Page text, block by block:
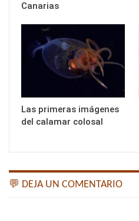
Canarias
Las primeras imágenes
del calamar colosal
💬 DEJA UN COMENTARIO